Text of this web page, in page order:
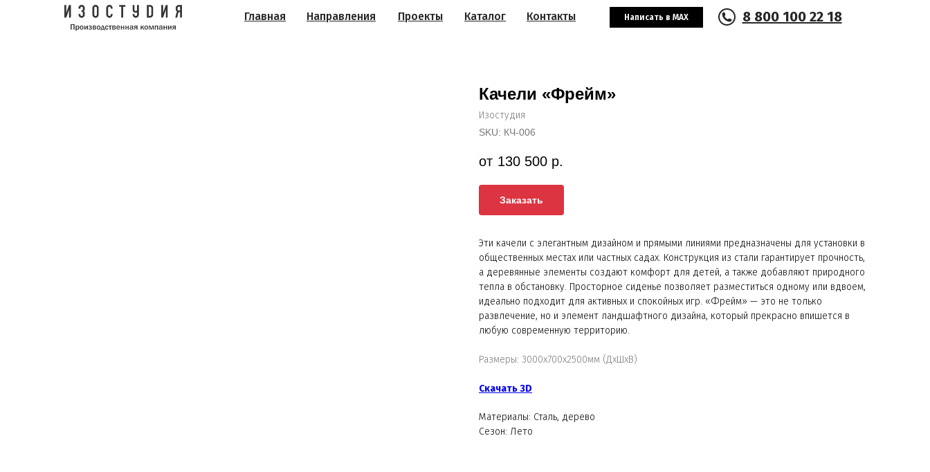
Главная Направления Контакты
Каталог 8 800 100 22 18
Проекты Написать в MAX
Качели «Фрейм»
Изостудия
SKU: КЧ-006
130 500 р.
Заказать
Эти качели с элегантным дизайном и прямыми линиями предназначены для установки в
общественных местах или частных садах. Конструкция из стали гарантирует прочность,
а деревянные элементы создают комфорт для детей, а также добавляют природного
тепла в обстановку. Просторное сиденье позволяет разместиться одному или вдвоем,
идеально подходит для активных и спокойных игр. «Фрейм» — это не только
развлечение, но и элемент ландшафтного дизайна, который прекрасно впишется в
любую современную территорию.
Размеры: 3000х700х2500мм (ДхШхВ)
Скачать 3D
Материалы: Сталь, дерево
Сезон: Лето